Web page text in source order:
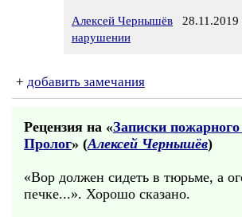
Алексей Чернышёв 28.11.2019
нарушении
+ добавить замечания
Рецензия на «Записки
Пролог» (Алексей Чернышёв)
«Вор должен сидеть в тюрьме, а
печке...». Хорошо сказано.